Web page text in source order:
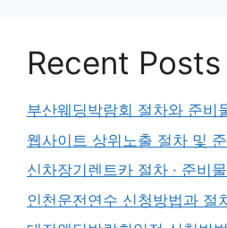
Recent Posts
부산웨딩박람회 절차와 준비
웹사이트 상위노출 절차 및
신차장기렌트카 절차 · 준비
인천운전연수 신청방법과 절